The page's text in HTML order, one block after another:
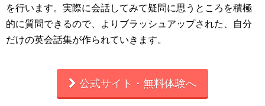
を行います。実際に会話してみて疑問に思うところを積極
的に質問できるので、よりブラッシュアップされた、自分
だけの英会話集が作られていきます。
公式サイト・無料体験へ